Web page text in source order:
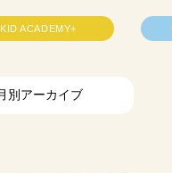
KID ACADEMY+